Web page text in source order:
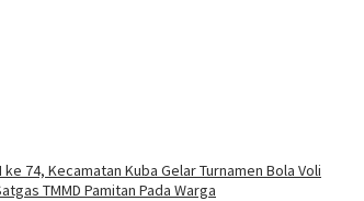
ke 74, Kecamatan Kuba Gelar Turnamen Bola Voli
TMMD Pamitan Pada Warga